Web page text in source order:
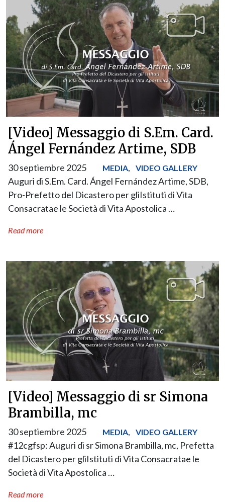
[Video] Messaggio di S.Em. Card.
Ángel Fernández Artime, SDB
30 septiembre 2025 MEDIA, VIDEO GALLERY
Auguri di S.Em. Card. Ángel Fernández Artime, SDB,
Pro-Prefetto del Dicastero per gliIstituti di Vita
Consacratae le Società di Vita Apostolica …
Read more
[Video] Messaggio di sr Simona
Brambilla, mc
30 septiembre 2025 MEDIA, VIDEO GALLERY
#12cgfsp: Auguri di sr Simona Brambilla, mc, Prefetta
del Dicastero per gliIstituti di Vita Consacratae le
Società di Vita Apostolica …
Read more